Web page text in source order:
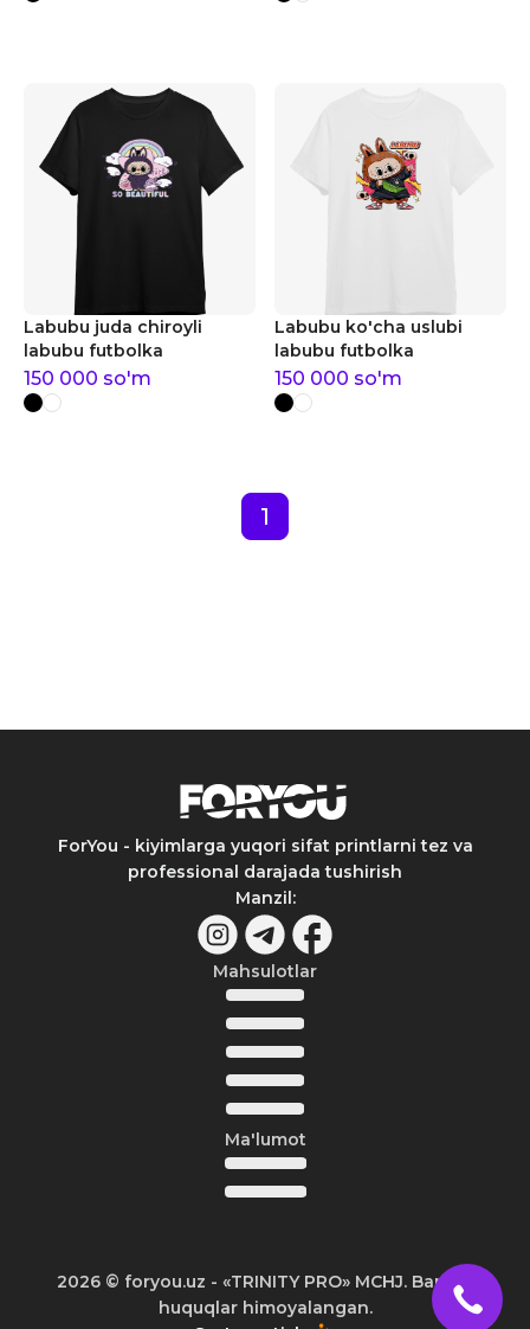
Labubu juda chiroyli
labubu futbolka
150 000 so'm
Labubu ko'cha uslubi
labubu futbolka
150 000 so'm
1
ForYou - kiyimlarga yuqori sifat printlarni tez va
professional darajada tushirish
Manzil:
Mahsulotlar
Ma'lumot
2026© foryou.uz - «TRINITY PRO» MCHJ. Barcha
huquqlar himoyalangan.